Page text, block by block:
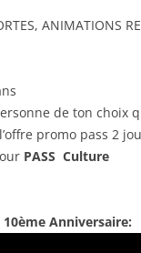
ANIMATIONS
de ton choix
promo pass 2
PASS Culture
Anniversaire: